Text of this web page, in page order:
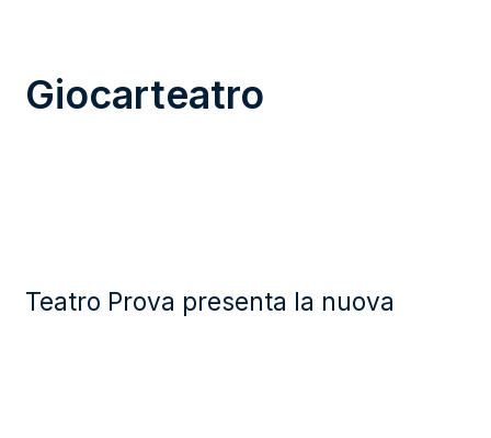
Giocarteatro
Teatro Prova presenta la nuova